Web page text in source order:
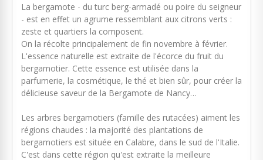
La bergamote - du turc berg-armadé ou poire du seigneur
- est en effet un agrume ressemblant aux citrons verts :
zeste et quartiers la composent.
On la récolte principalement de fin novembre à février.
L'essence naturelle est extraite de l'écorce du fruit du
bergamotier. Cette essence est utilisée dans la
parfumerie, la cosmétique, le thé et bien sûr, pour créer la
délicieuse saveur de la Bergamote de Nancy…
Les arbres bergamotiers (famille des rutacées) aiment les
régions chaudes : la majorité des plantations de
bergamotiers est située en Calabre, dans le sud de l'Italie.
C'est dans cette région qu'est extraite la meilleure